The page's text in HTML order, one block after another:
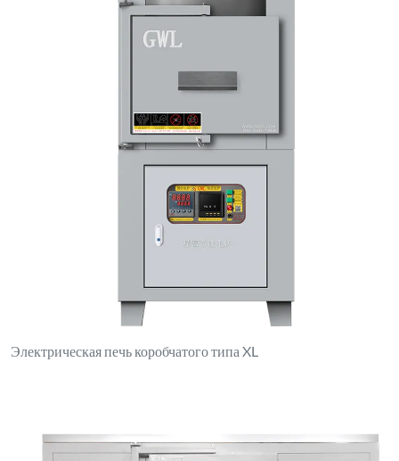
Электрическая печь коробчатого типа XL
конструкцией